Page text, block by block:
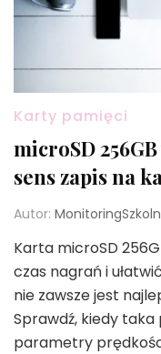
Karty pamięci
microSD
sens zapis na
Autor:
Karta microSD
czas nagrań i
nie zawsze jest
Sprawdź, kiedy
parametry